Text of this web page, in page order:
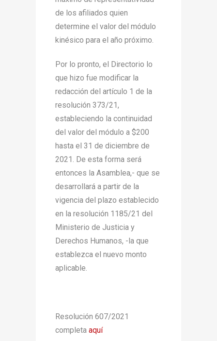
de los afiliados quien
determine el valor del módulo
kinésico para el año próximo.
Por lo pronto, el Directorio lo
que hizo fue modificar la
redacción del artículo 1 de la
resolución 373/21,
estableciendo la continuidad
del valor del módulo a $200
hasta el 31 de diciembre de
2021. De esta forma será
entonces la Asamblea,- que se
desarrollará a partir de la
vigencia del plazo establecido
en la resolución 1185/21 del
Ministerio de Justicia y
Derechos Humanos, -la que
establezca el nuevo monto
aplicable.
Resolución 607/2021
completa aquí